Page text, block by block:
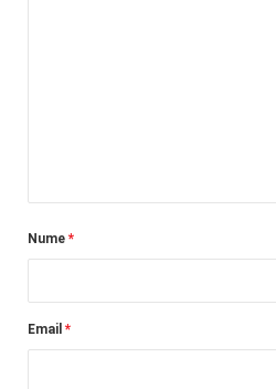
Nume *
Email *